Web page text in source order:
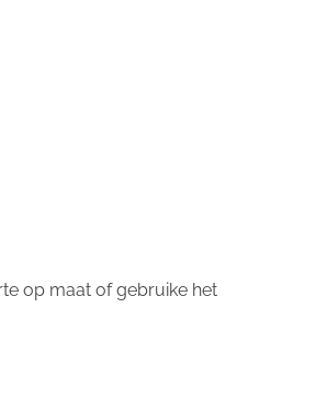
op maat of gebruike het